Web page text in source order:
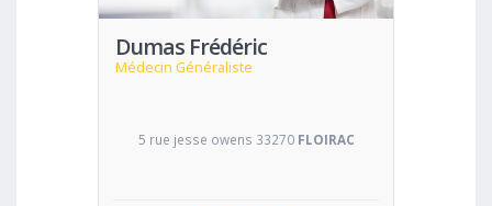
Dumas Frédéric
Médecin Généraliste
5 rue jesse owens 33270 FLOIRAC